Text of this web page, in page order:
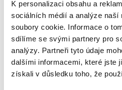
K personalizaci obsahu a
sociálních médií a analýze
soubory cookie. Informace o
sdílíme se svými partnery pro
analýzy. Partneři tyto údaje
dalšími informacemi, které jste
získali v důsledku toho, že
Sociální sítě
Nenechte si ujít
z Demagog.cz.
příspěvků přátelům